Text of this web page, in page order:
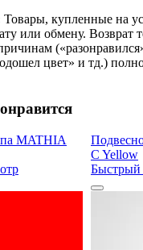
Товары, купленные на
или обмену. Возврат
цвет» и тд.)
MATHIA
C Yellow
Быстрый